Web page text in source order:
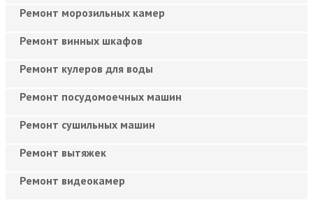
Ремонт морозильных камер
Ремонт винных шкафов
Ремонт кулеров для воды
Ремонт посудомоечных машин
Ремонт сушильных машин
Ремонт вытяжек
Ремонт видеокамер